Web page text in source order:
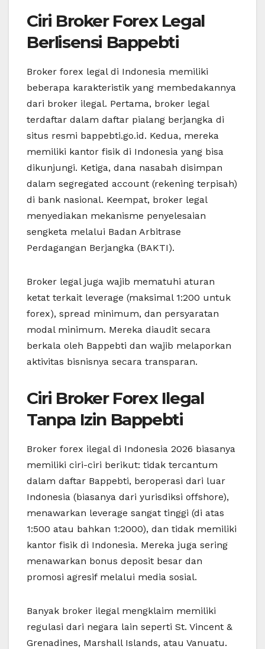
Ciri Broker Forex Legal
Berlisensi Bappebti
Broker forex legal di Indonesia memiliki
beberapa karakteristik yang membedakannya
dari broker ilegal. Pertama, broker legal
terdaftar dalam daftar pialang berjangka di
situs resmi bappebti.go.id. Kedua, mereka
memiliki kantor fisik di Indonesia yang bisa
dikunjungi. Ketiga, dana nasabah disimpan
dalam segregated account (rekening terpisah)
di bank nasional. Keempat, broker legal
menyediakan mekanisme penyelesaian
sengketa melalui Badan Arbitrase
Perdagangan Berjangka (BAKTI).
Broker legal juga wajib mematuhi aturan
ketat terkait leverage (maksimal 1:200 untuk
forex), spread minimum, dan persyaratan
modal minimum. Mereka diaudit secara
berkala oleh Bappebti dan wajib melaporkan
aktivitas bisnisnya secara transparan.
Ciri Broker Forex Ilegal
Tanpa Izin Bappebti
Broker forex ilegal di Indonesia 2026 biasanya
memiliki ciri-ciri berikut: tidak tercantum
dalam daftar Bappebti, beroperasi dari luar
Indonesia (biasanya dari yurisdiksi offshore),
menawarkan leverage sangat tinggi (di atas
1:500 atau bahkan 1:2000), dan tidak memiliki
kantor fisik di Indonesia. Mereka juga sering
menawarkan bonus deposit besar dan
promosi agresif melalui media sosial.
Banyak broker ilegal mengklaim memiliki
regulasi dari negara lain seperti St. Vincent &
Grenadines, Marshall Islands, atau Vanuatu.